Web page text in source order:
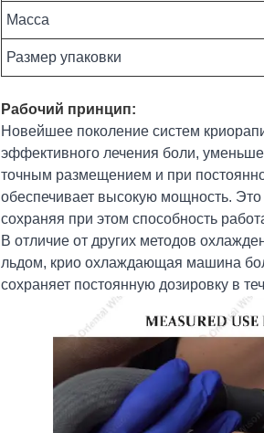
Масса
Размер упаковки
Рабочий принцип:
Новейшее поколение систем
эффективного лечения боли,
точным размещением и при
обеспечивает высокую мощность.
сохраняя при этом способность
В отличие от других методов
льдом, крио охлаждающая машина
сохраняет постоянную дозировку в